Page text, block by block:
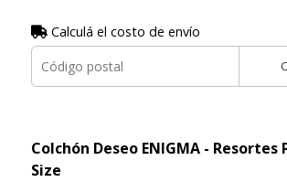
Calculá el costo de envío
Colchón Deseo ENIGMA - Resortes
Size